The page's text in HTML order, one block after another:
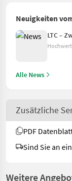
Neuigkeiten
LTC –
Alle News
Zusätzliche
PDF
Sind Sie an
Weitere